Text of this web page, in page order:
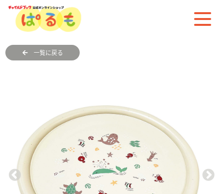
一覧に戻る